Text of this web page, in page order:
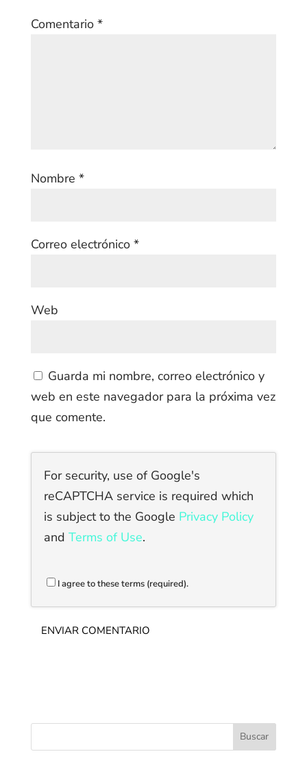
Comentario *
Nombre *
Correo electrónico *
Web
Guarda mi nombre, correo electrónico y
web en este navegador para la próxima vez
que comente.
For security, use of Google's
reCAPTCHA service is required which
is subject to the Google Privacy Policy
and Terms of Use.
I agree to these terms (required).
Buscar